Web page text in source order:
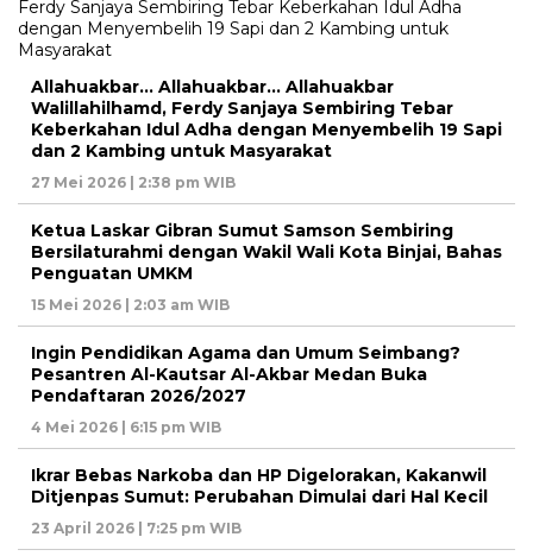
Allahuakbar… Allahuakbar… Allahuakbar
Walillahilhamd, Ferdy Sanjaya Sembiring Tebar
Keberkahan Idul Adha dengan Menyembelih 19 Sapi
dan 2 Kambing untuk Masyarakat
27 Mei 2026 | 2:38 pm WIB
Ketua Laskar Gibran Sumut Samson Sembiring
Bersilaturahmi dengan Wakil Wali Kota Binjai, Bahas
Penguatan UMKM
15 Mei 2026 | 2:03 am WIB
Ingin Pendidikan Agama dan Umum Seimbang?
Pesantren Al-Kautsar Al-Akbar Medan Buka
Pendaftaran 2026/2027
4 Mei 2026 | 6:15 pm WIB
Ikrar Bebas Narkoba dan HP Digelorakan, Kakanwil
Ditjenpas Sumut: Perubahan Dimulai dari Hal Kecil
23 April 2026 | 7:25 pm WIB